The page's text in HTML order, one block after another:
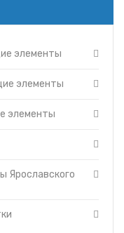
элементы
элементы
элементы
Ярославского